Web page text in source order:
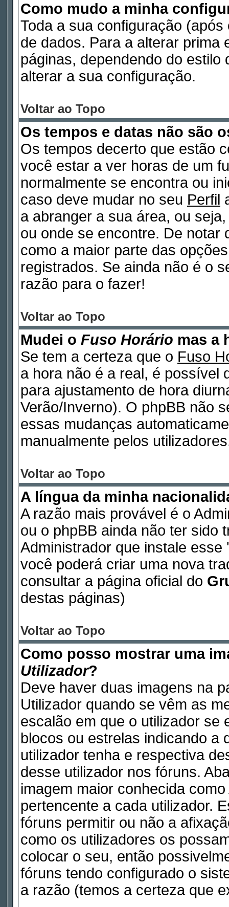
Como mudo a minha
Toda a sua configuração
de dados. Para a alterar prima
páginas, dependendo do estilo
alterar a sua configuração.
Voltar ao Topo
Os tempos e datas não são
Os tempos decerto que estão
você estar a ver horas de um
normalmente se encontra ou
caso deve mudar no seu Perfil
a abranger a sua área, ou
ou onde se encontre. De notar
como a maior parte das
registrados. Se ainda não é o
razão para o fazer!
Voltar ao Topo
Mudei o Fuso Horário mas a
Se tem a certeza que o Fuso
a hora não é a real, é possível
para ajustamento de hora
Verão/Inverno). O phpBB não
essas mudanças
manualmente pelos
Voltar ao Topo
A língua da minha
A razão mais provável é o
ou o phpBB ainda não ter sido
Administrador que instale
você poderá criar uma nova
consultar a página oficial do
destas páginas)
Voltar ao Topo
Como posso mostrar uma
Utilizador?
Deve haver duas imagens na
Utilizador quando se vêm as
escalão em que o utilizador se
blocos ou estrelas indicando a
utilizador tenha e respectiva
desse utilizador nos fóruns.
imagem maior conhecida
pertencente a cada utilizador.
fóruns permitir ou não a
como os utilizadores os
colocar o seu, então
fóruns tendo configurado o
a razão (temos a certeza que